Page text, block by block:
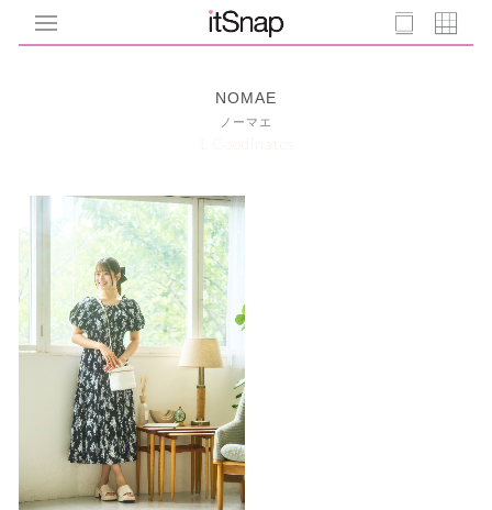
NOMAE
ノーマエ
1 Coodinates